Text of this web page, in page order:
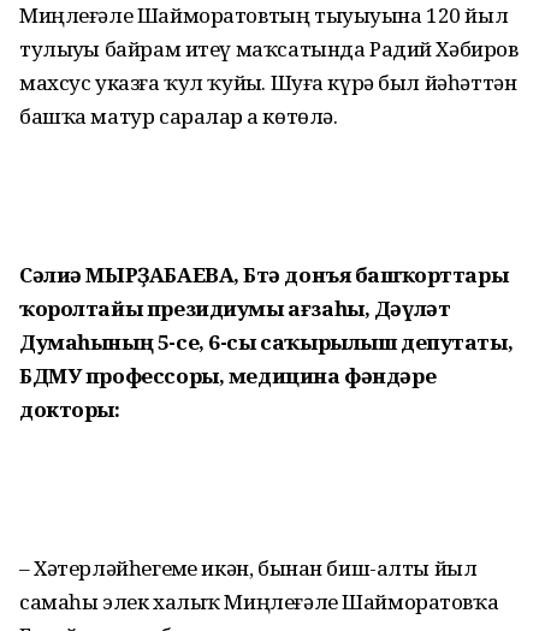
Миңлеғәле Шайморатовтың тыуыуына 120 йыл
тулыуҙы байрам итеү маҡсатында Радий Хәбиров
махсус указға ҡул ҡуйҙы. Шуға күрә был йәһәттән
башҡа матур саралар ҙа көтөлә.
Сәлиә МЫРҘАБАЕВА, Бөтә донъя башҡорттары
ҡоролтайы президиумы ағзаһы, Дәүләт
Думаһының 5-се, 6-сы саҡырылыш депутаты,
БДМУ профессоры, медицина фәндәре
докторы:
– Хәтерләйһегеҙме икән, бынан биш-алты йыл
самаһы элек халыҡ Миңлеғәле Шайморатовҡа